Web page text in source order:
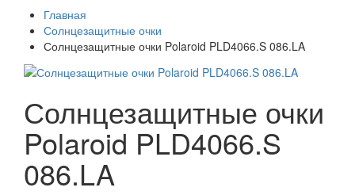
Главная
Солнцезащитные очки
Солнцезащитные очки Polaroid PLD4066.S 086.LA
Солнцезащитные очки
Polaroid PLD4066.S
086.LA